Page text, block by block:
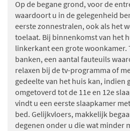
Op de begane grond, voor de
waardoort u in de gelegenheid
eerste zonnestralen, ook als het
toelaat. Bij binnenkomst van het
linkerkant een grote woonkamer.
banken, een aantal fauteuils
relaxen bij de tv-programma of
gedeelte van het huis kan, indien
omgetoverd tot de 11e en 12e
vindt u een eerste slaapkamer
bed. Gelijkvloers, makkelijk
degenen onder u die wat minder